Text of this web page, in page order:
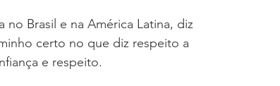
Brasil e na América Latina, diz
certo no que diz respeito a
e respeito.